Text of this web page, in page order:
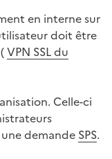
en interne sur
doit être
VPN SSL du
Celle-ci
demande SPS.